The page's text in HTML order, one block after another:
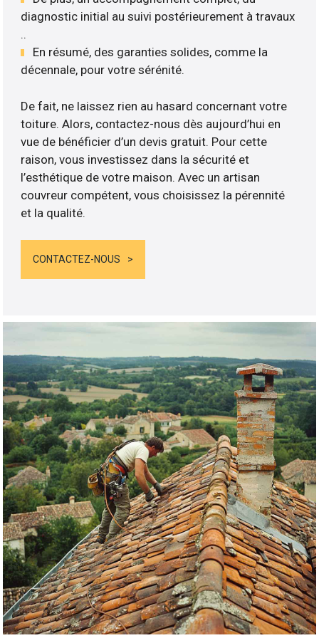
diagnostic initial au suivi postérieurement à travaux
..
En résumé, des garanties solides, comme la
décennale, pour votre sérénité.
De fait, ne laissez rien au hasard concernant votre
toiture. Alors, contactez-nous dès aujourd’hui en
vue de bénéficier d’un devis gratuit. Pour cette
raison, vous investissez dans la sécurité et
l’esthétique de votre maison. Avec un artisan
couvreur compétent, vous choisissez la pérennité
et la qualité.
CONTACTEZ-NOUS